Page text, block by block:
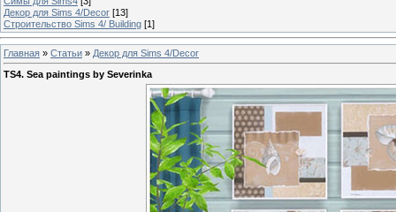
Декор для Sims 4/Decor [13]
Строительство Sims 4/ Building [1]
Главная » Статьи » Декор для Sims 4/Decor
TS4. Sea paintings by Severinka